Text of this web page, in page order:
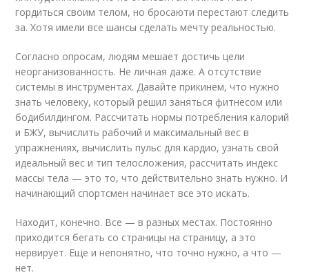
гордиться своим телом, но бросаюти перестают следить
за. Хотя имели все шансы сделать мечту реальностью.
Согласно опросам, людям мешает достичь цели
неорганизованность. Не личная даже. А отсутствие
системы в инструментах. Давайте прикинем, что нужно
знать человеку, который решил заняться фитнесом или
бодибилдингом. Рассчитать нормы потребления калорий
и БЖУ, вычислить рабочий и максимальный вес в
упражнениях, вычислить пульс для кардио, узнать свой
идеальный вес и тип телосложения, рассчитать индекс
массы тела — это то, что действительно знать нужно. И
начинающий спортсмен начинает все это искать.
Находит, конечно. Все — в разных местах. Постоянно
приходится бегать со страницы на страницу, а это
нервирует. Еще и непонятно, что точно нужно, а что —
нет.